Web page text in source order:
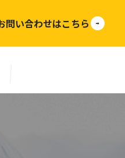
問い合わせはこちら